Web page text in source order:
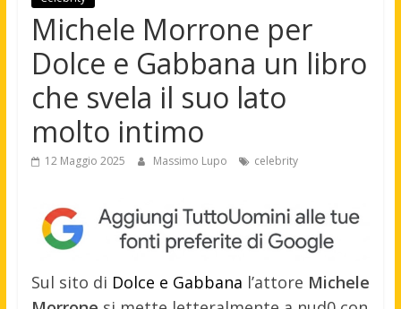
Michele Morrone per
Dolce e Gabbana un libro
che svela il suo lato
molto intimo
12 Maggio 2025 Massimo Lupo celebrity
Sul sito di Dolce e Gabbana l’attore Michele